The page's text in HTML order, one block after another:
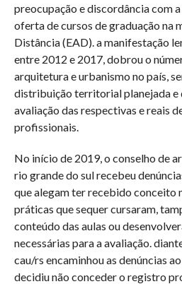
preocupação e discordância com
oferta de cursos de graduação na
Distância (EAD). a manifestação
entre 2012 e 2017, dobrou o
arquitetura e urbanismo no país,
distribuição territorial planejada e
avaliação das respectivas e reais
profissionais.
No início de 2019, o conselho de
rio grande do sul recebeu
que alegam ter recebido conceito
práticas que sequer cursaram,
conteúdo das aulas ou
necessárias para a avaliação.
cau/rs encaminhou as denúncias
decidiu não conceder o registro